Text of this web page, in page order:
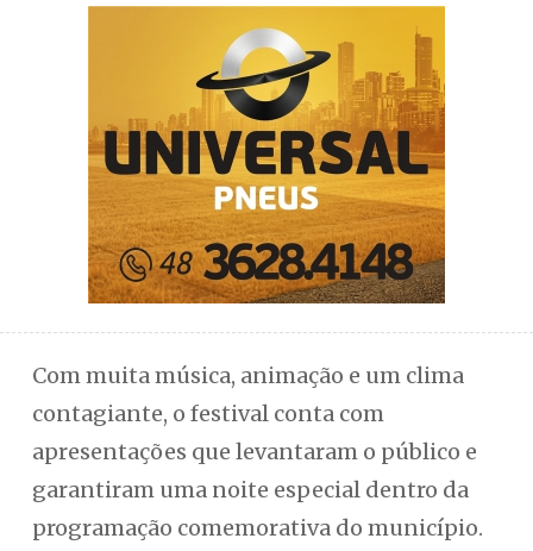
Com muita música, animação e um clima
contagiante, o festival conta com
apresentações que levantaram o público e
garantiram uma noite especial dentro da
programação comemorativa do município.